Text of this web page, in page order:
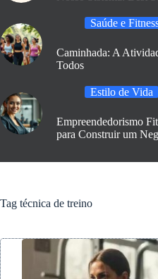
Saúde e
Caminhada: A
Todos
Estilo de Vida
Empreendedorismo
para Construir um
Tag técnica de treino